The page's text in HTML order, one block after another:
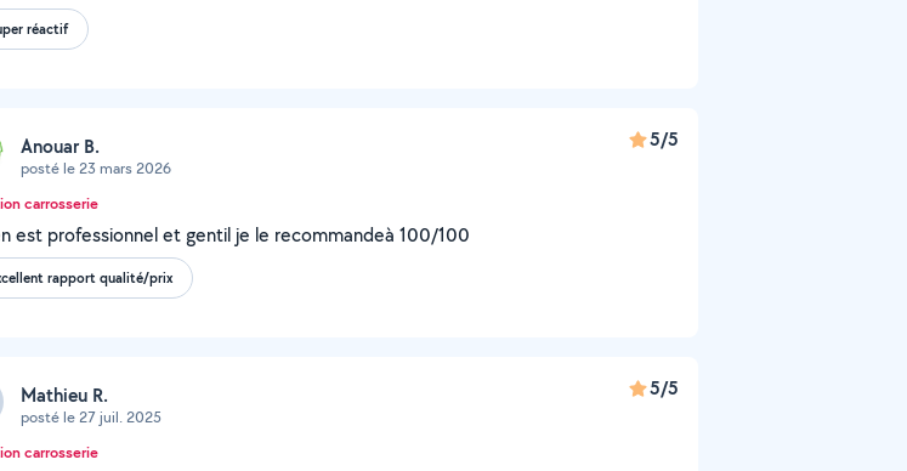
réactif
Anouar B.
posté le 23 mars 2026
5/5
carrosserie
est professionnel et gentil je le recommandeà 100/100
rapport qualité/prix
Mathieu R.
posté le 27 juil. 2025
5/5
carrosserie